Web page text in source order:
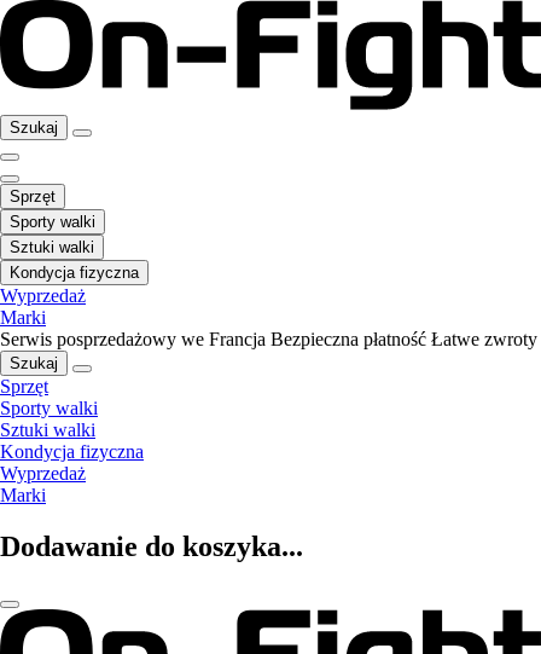
Szukaj
Sprzęt
Sporty walki
Sztuki walki
Kondycja fizyczna
Wyprzedaż
Marki
Serwis posprzedażowy we Francja Bezpieczna płatność Łatwe zwroty
Szukaj
Sprzęt
Sporty walki
Sztuki walki
Kondycja fizyczna
Wyprzedaż
Marki
Dodawanie do koszyka...